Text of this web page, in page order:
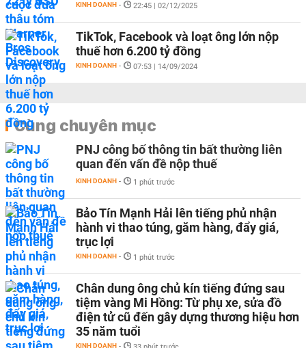
KINH DOANH - 22:45 | 02/12/2025
TikTok, Facebook và loạt ông lớn nộp
thuế hơn 6.200 tỷ đồng
KINH DOANH - 07:53 | 14/09/2024
Cùng chuyên mục
PNJ công bố thông tin bất thường liên
quan đến vấn đề nộp thuế
KINH DOANH - 1 phút trước
Bảo Tín Mạnh Hải lên tiếng phủ nhận
hành vi thao túng, găm hàng, đẩy giá,
trục lợi
KINH DOANH - 1 phút trước
Chân dung ông chủ kín tiếng đứng sau
tiệm vàng Mi Hồng: Từ phụ xe, sửa đồ
điện tử cũ đến gây dựng thương hiệu hơn
35 năm tuổi
KINH DOANH